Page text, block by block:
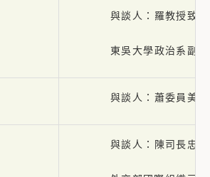
與談人：羅教授致政
東吳大學政治系副
與談人：蕭委員美
與談人：陳司長忠